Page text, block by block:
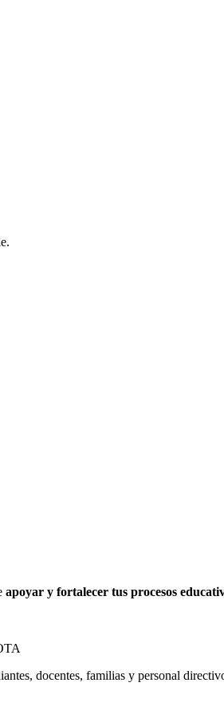
apoyar y fortalecer tus procesos
docentes, familias y personal